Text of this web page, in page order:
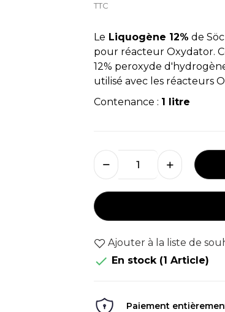
TTC
Le Liquogène 12% de
pour réacteur Oxydator.
12% peroxyde
utilisé avec les réacteurs
Contenance : 1 litre
Ajouter à la liste de
 En stock (1 Article)
Paiement